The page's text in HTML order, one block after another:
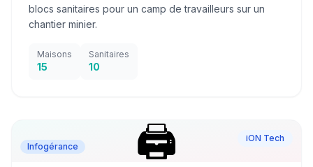
blocs sanitaires pour un camp de travailleurs sur un
chantier minier.
Maisons
15
Sanitaires
10
🖨️
iON Tech
Infogérance